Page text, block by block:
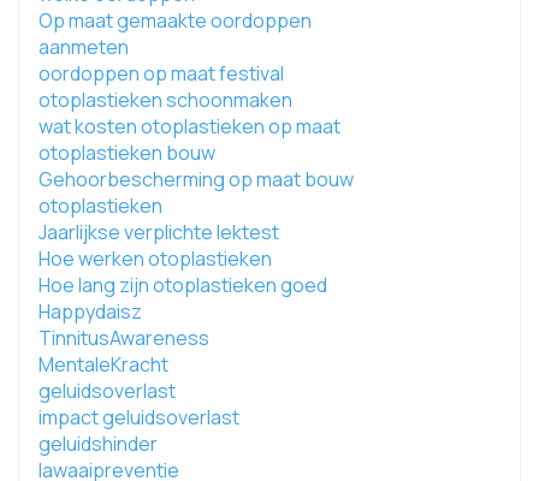
Op maat gemaakte oordoppen
aanmeten
oordoppen op maat festival
otoplastieken schoonmaken
wat kosten otoplastieken op maat
otoplastieken bouw
Gehoorbescherming op maat bouw
otoplastieken
Jaarlijkse verplichte lektest
Hoe werken otoplastieken
Hoe lang zijn otoplastieken goed
Happydaisz
TinnitusAwareness
MentaleKracht
geluidsoverlast
impact geluidsoverlast
geluidshinder
lawaaipreventie